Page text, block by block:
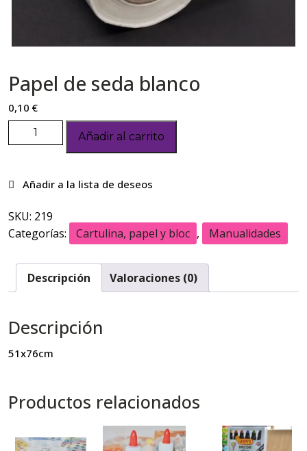
Papel de seda blanco
0,10 €
Añadir al carrito
SKU: 219
Categorías:
Cartulina, papel y bloc , Manualidades
Descripción Valoraciones (0)
Descripción
51x76cm
Productos relacionados